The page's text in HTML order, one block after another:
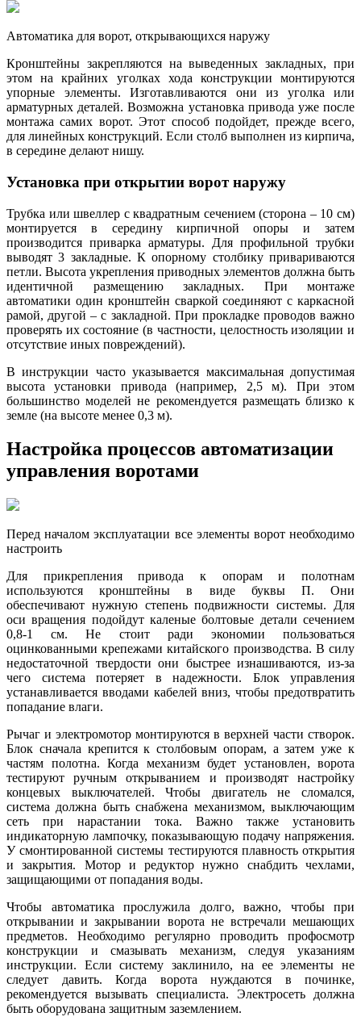
Автоматика для ворот, открывающихся наружу
Кронштейны закрепляются на выведенных закладных, при
этом на крайних уголках хода конструкции монтируются
упорные элементы. Изготавливаются они из уголка или
арматурных деталей. Возможна установка привода уже после
монтажа самих ворот. Этот способ подойдет, прежде всего,
для линейных конструкций. Если столб выполнен из кирпича,
в середине делают нишу.
Установка при открытии ворот наружу
Трубка или швеллер с квадратным сечением (сторона – 10 см)
монтируется в середину кирпичной опоры и затем
производится приварка арматуры. Для профильной трубки
выводят 3 закладные. К опорному столбику привариваются
петли. Высота укрепления приводных элементов должна быть
идентичной размещению закладных. При монтаже
автоматики один кронштейн сваркой соединяют с каркасной
рамой, другой – с закладной. При прокладке проводов важно
проверять их состояние (в частности, целостность изоляции и
отсутствие иных повреждений).
В инструкции часто указывается максимальная допустимая
высота установки привода (например, 2,5 м). При этом
большинство моделей не рекомендуется размещать близко к
земле (на высоте менее 0,3 м).
Настройка процессов автоматизации
управления воротами
Перед началом эксплуатации все элементы ворот необходимо
настроить
Для прикрепления привода к опорам и полотнам
используются кронштейны в виде буквы П. Они
обеспечивают нужную степень подвижности системы. Для
оси вращения подойдут каленые болтовые детали сечением
0,8-1 см. Не стоит ради экономии пользоваться
оцинкованными крепежами китайского производства. В силу
недостаточной твердости они быстрее изнашиваются, из-за
чего система потеряет в надежности. Блок управления
устанавливается вводами кабелей вниз, чтобы предотвратить
попадание влаги.
Рычаг и электромотор монтируются в верхней части створок.
Блок сначала крепится к столбовым опорам, а затем уже к
частям полотна. Когда механизм будет установлен, ворота
тестируют ручным открыванием и производят настройку
концевых выключателей. Чтобы двигатель не сломался,
система должна быть снабжена механизмом, выключающим
сеть при нарастании тока. Важно также установить
индикаторную лампочку, показывающую подачу напряжения.
У смонтированной системы тестируются плавность открытия
и закрытия. Мотор и редуктор нужно снабдить чехлами,
защищающими от попадания воды.
Чтобы автоматика прослужила долго, важно, чтобы при
открывании и закрывании ворота не встречали мешающих
предметов. Необходимо регулярно проводить профосмотр
конструкции и смазывать механизм, следуя указаниям
инструкции. Если систему заклинило, на ее элементы не
следует давить. Когда ворота нуждаются в починке,
рекомендуется вызывать специалиста. Электросеть должна
быть оборудована защитным заземлением.